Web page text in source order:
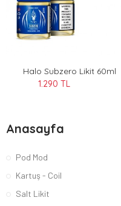
Halo Subzero Likit 60ml
1.290 TL
Anasayfa
Pod Mod
Kartuş - Coil
Salt Likit